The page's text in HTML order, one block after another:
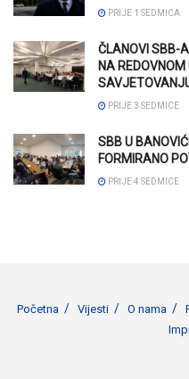
PRIJE 1 SEDMICA
ČLANOVI SBB-A
NA
PRIJE 3 SEDMICE
SBB U
FORMIRANO
PRIJE 4 SEDMICE
Početna Vijesti O nama